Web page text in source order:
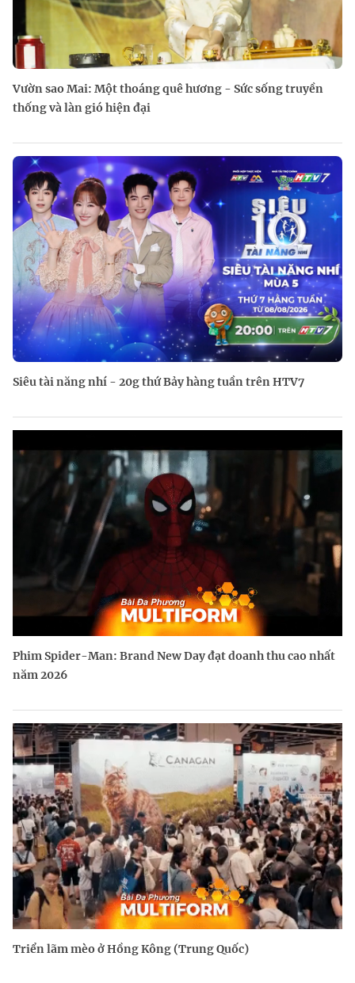
Vườn sao Mai: Một thoáng quê hương - Sức sống truyền
thống và làn gió hiện đại
Siêu tài năng nhí - 20g thứ Bảy hàng tuần trên HTV7
Phim Spider-Man: Brand New Day đạt doanh thu cao nhất
năm 2026
Triển lãm mèo ở Hồng Kông (Trung Quốc)